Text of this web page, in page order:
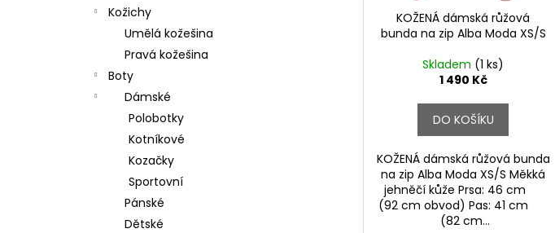
Kožichy
Umělá kožešina
Pravá kožešina
Boty
Dámské
Polobotky
Kotníkové
Kozačky
Sportovní
Pánské
Dětské
KOŽENÁ dámská růžová
bunda na zip Alba Moda XS/S
Skladem (1 ks)
1 490 Kč
DO KOŠÍKU
KOŽENÁ dámská růžová bunda
na zip Alba Moda XS/S Měkká
jehněčí kůže Prsa: 46 cm
(92 cm obvod) Pas: 41 cm
(82 cm...